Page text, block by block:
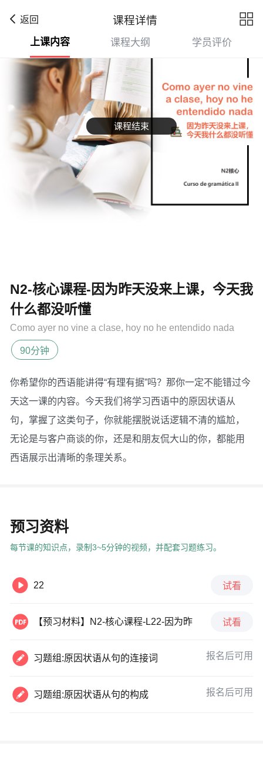
返回 课程详情 
课程结束
上课内容 课程大纲 学员评价
N2-核心课程-因为昨天没来上课，今天我
什么都没听懂
Como ayer no vine a clase, hoy no he entendido nada
90分钟
你希望你的西语能讲得“有理有据”吗？那你一定不能错过今
天这一课的内容。今天我们将学习西语中的原因状语从
句，掌握了这类句子，你就能摆脱说话逻辑不清的尴尬，
无论是与客户商谈的你，还是和朋友侃大山的你，都能用
西语展示出清晰的条理关系。
预习资料
每节课的知识点，录制3~5分钟的视频，并配套习题练习。
 22 试看
 【预习材料】N2-核心课程-L22-因为昨天没来上课，今
试看
 习题组:原因状语从句的连接词 报名后可用
 习题组:原因状语从句的构成 报名后可用